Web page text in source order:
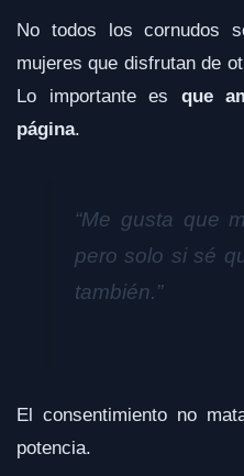
No todos los cornudos
mujeres que disfrutan de
Lo importante es que
página.
“Me gusta que
pero solo si sé
también.”
El consentimiento no
potencia.